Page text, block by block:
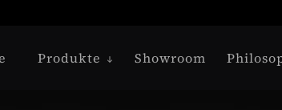
Produkte Showroom